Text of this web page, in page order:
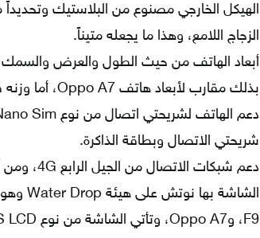
الهيكل الخارجي مصنوع من البلاستيك
الزجاج اللامع، وهذا ما يجعله متيناً.
بذلك مقارب لأبعاد هاتف Oppo A7، أما وزنه فيقدر بحوالي 170غ.
شريحتي الاتصال وبطاقة الذاكرة.
دعم شبكات الاتصال من الجيل الرابع 4G، ومن الجيل الثالث 3G، والجيل الثاني 2G.